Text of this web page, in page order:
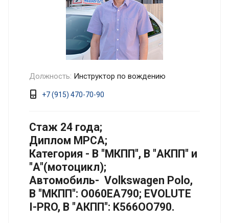
Должность: Инструктор по вождению
+7 (915) 470-70-90
Стаж 24 года;
Диплом МРСА;
Категория - B "МКПП", B "АКПП" и
"A"(мотоцикл);
Автомобиль- Volkswagen Polo,
B "МКПП": O060EA790; EVOLUTE
I-PRO, B "АКПП": K566OO790.